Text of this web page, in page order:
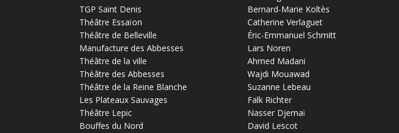
TGP Saint Denis
Théâtre Essaïon
Théâtre de Belleville
Manufacture des Abbesses
Théâtre de la ville
Théâtre des Abbesses
Théâtre de la Reine Blanche
Les Plateaux Sauvages
Théâtre Lepic
Bouffes du Nord
Bernard-Marie Koltès
Catherine Verlaguet
Éric-Emmanuel Schmitt
Lars Noren
Ahmed Madani
Wajdi Mouawad
Suzanne Lebeau
Falk Richter
Nasser Djemaï
David Lescot